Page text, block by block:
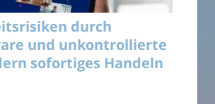
durch
und unkontrollierte
sofortiges Handeln